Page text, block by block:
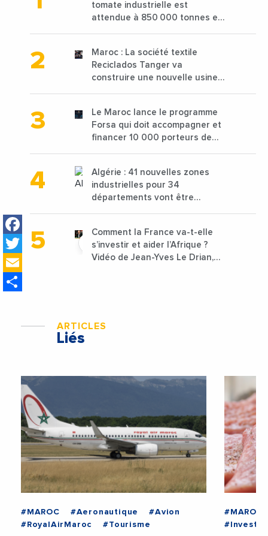
Facebook
Twitter
tomate industrielle est
attendue à 850 000 tonnes en
Maroc : La société textile
Reciclados Tanger va
construire une nouvelle usine
Le Maroc lance le programme
Forsa qui doit accompagner et
financer 10 000 porteurs de
Algérie : 41 nouvelles zones
industrielles pour 34
départements vont être
Comment la France va-t-elle
s’investir et aider l’Afrique ?
Vidéo de Jean-Yves Le Drian,
ARTICLES
Liés
#MAROC #Aeronautique
#Avion
#RoyalAirMaroc
#Tourisme
#MAROC